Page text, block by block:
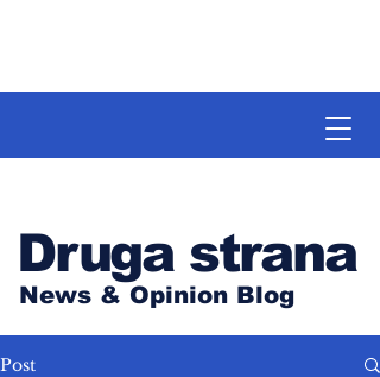
Druga strana
News & Opinion Blog
Post